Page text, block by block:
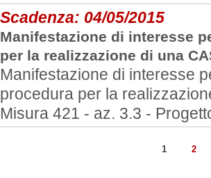
Scadenza: 04/05/2015
Manifestazione di interesse
per la realizzazione di una
Manifestazione di interesse
procedura per la
Misura 421 - az. 3.3 -
1 2